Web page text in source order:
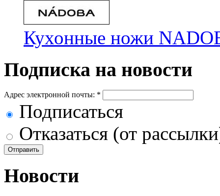
Кухонные ножи
Подписка на новости
Адрес электронной почты: *
Подписаться
Отказаться (от
Новости